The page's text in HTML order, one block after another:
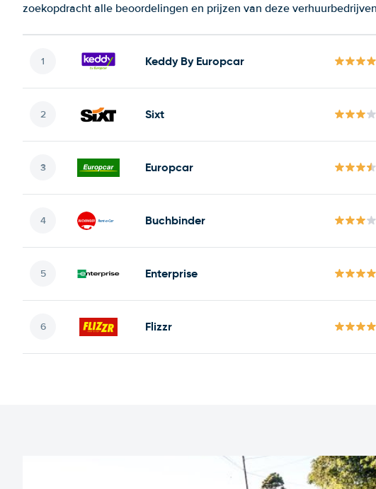
zoekopdracht alle beoordelingen en prijzen van deze
Keddy By Europcar
Sixt
Europcar
Buchbinder
Enterprise
Flizzr